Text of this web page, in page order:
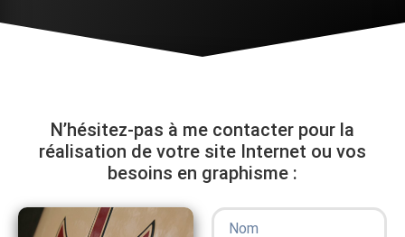
N’hésitez-pas à me contacter pour la
réalisation de votre site Internet ou vos
besoins en graphisme :